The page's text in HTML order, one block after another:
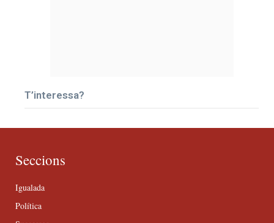
T’interessa?
Seccions
Igualada
Política